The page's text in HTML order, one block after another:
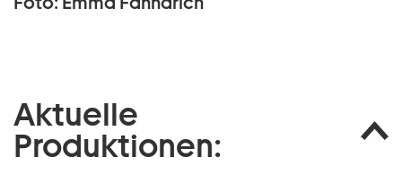
Aktuelle
Produktionen: